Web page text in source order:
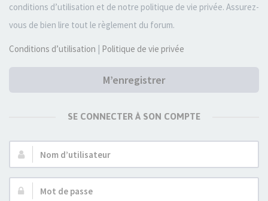
conditions d’utilisation et de notre politique de vie privée. Assurez-
vous de bien lire tout le règlement du forum.
Conditions d’utilisation | Politique de vie privée
M’enregistrer
SE CONNECTER À SON COMPTE
Nom
Mot